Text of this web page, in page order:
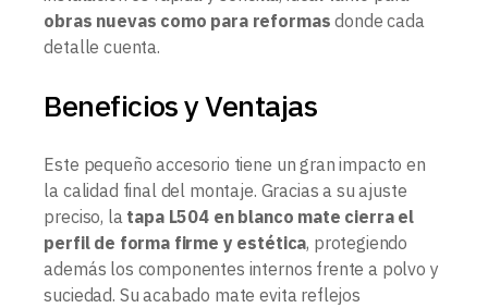
obras nuevas como para reformas donde cada
detalle cuenta.
Beneficios y Ventajas
Este pequeño accesorio tiene un gran impacto en
la calidad final del montaje. Gracias a su ajuste
preciso, la tapa L504 en blanco mate cierra el
perfil de forma firme y estética, protegiendo
además los componentes internos frente a polvo y
suciedad. Su acabado mate evita reflejos